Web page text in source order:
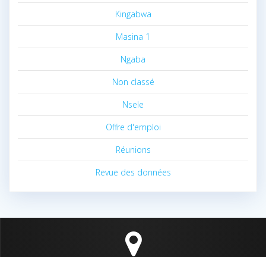
Kingabwa
Masina 1
Ngaba
Non classé
Nsele
Offre d'emploi
Réunions
Revue des données